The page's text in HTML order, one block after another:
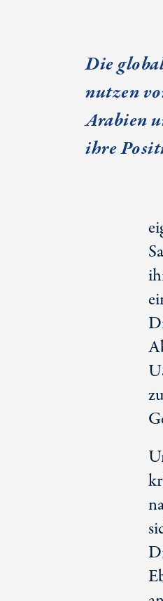
Die
nutzen
Arabien
ihre